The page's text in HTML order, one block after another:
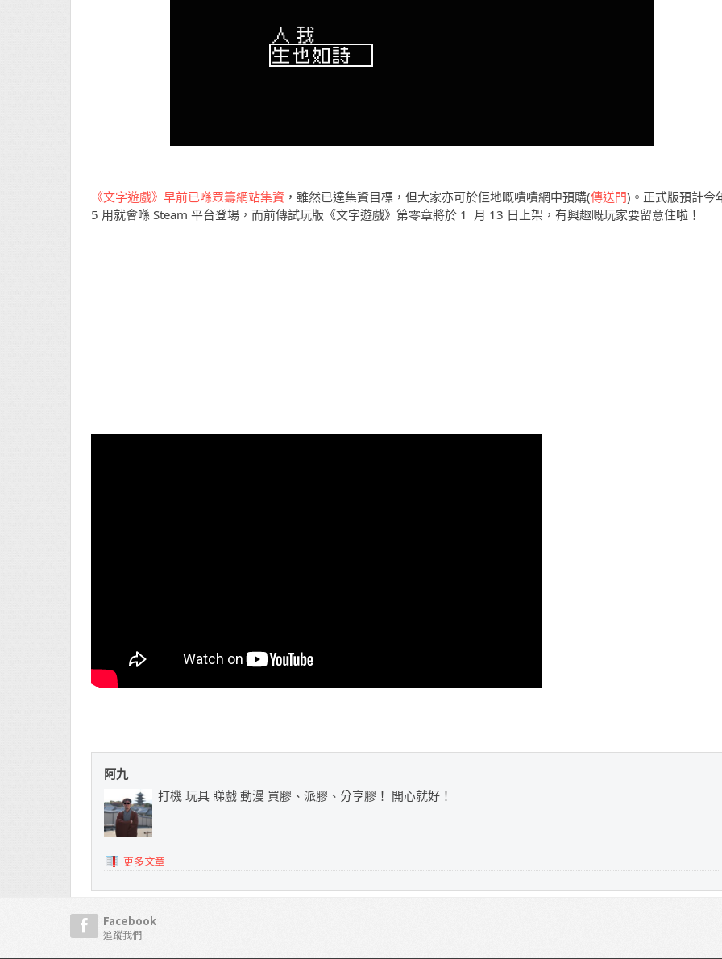
《文字遊戲》早前已喺眾籌網站集資 ，雖然已達集資目標，但大家亦可於佢地嘅嘖嘖網中預購(傳送門)。正式版預計今
5 用就會喺 Steam 平台登場，而前傳試玩版《文字遊戲》第零章將於 1 月 13 日上架，有興趣嘅玩家要留意住啦！
阿九
打機 玩具 睇戲 動漫 買膠、派膠、分享膠！ 開心就好！
更多文章
Facebook
追蹤我們